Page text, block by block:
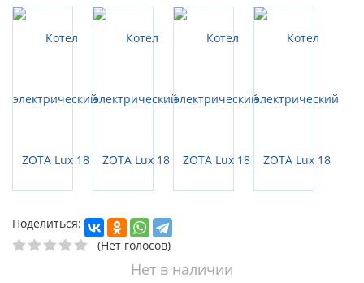
Поделиться:
(Нет голосов)
Нет в наличии